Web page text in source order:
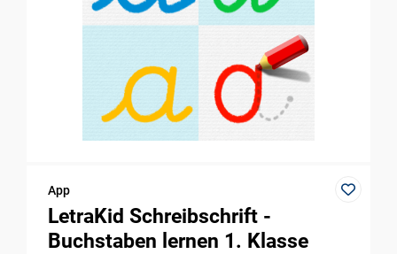
App
LetraKid Schreibschrift -
Buchstaben lernen 1. Klasse